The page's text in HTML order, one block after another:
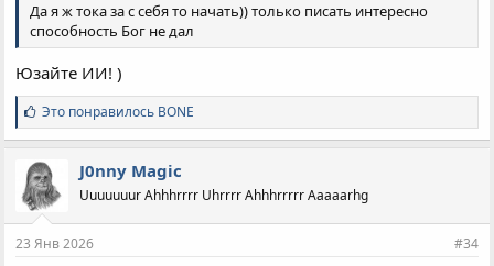
Да я ж тока за с себя то начать)) только писать интересно
способность Бог не дал
Юзайте ИИ! )
С
и
м
п
а
т
и
:
Это понравилось BONE
J0nny Magic
Uuuuuuur Ahhhrrrr Uhrrrr Ahhhrrrrr Aaaaarhg
23 Янв 2026 #34